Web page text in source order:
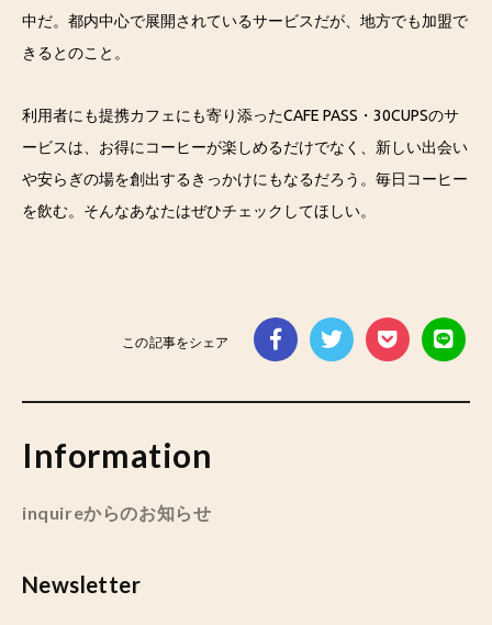
中だ。都内中心で展開されているサービスだが、地方でも加盟で
きるとのこと。
利用者にも提携カフェにも寄り添ったCAFE PASS・30CUPSのサ
ービスは、お得にコーヒーが楽しめるだけでなく、新しい出会い
や安らぎの場を創出するきっかけにもなるだろう。毎日コーヒー
を飲む。そんなあなたはぜひチェックしてほしい。
この記事をシェア
Information
inquireからのお知らせ
Newsletter